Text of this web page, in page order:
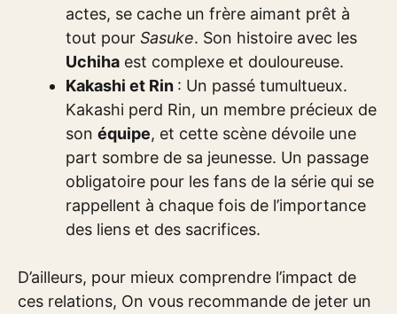
actes, se cache un frère aimant prêt à
tout pour Sasuke. Son histoire avec les
Uchiha est complexe et douloureuse.
Kakashi et Rin : Un passé tumultueux.
Kakashi perd Rin, un membre précieux de
son équipe, et cette scène dévoile une
part sombre de sa jeunesse. Un passage
obligatoire pour les fans de la série qui se
rappellent à chaque fois de l’importance
des liens et des sacrifices.
D’ailleurs, pour mieux comprendre l’impact de
ces relations, On vous recommande de jeter un